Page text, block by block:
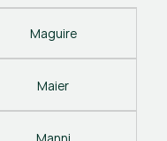
Maguire
Maier